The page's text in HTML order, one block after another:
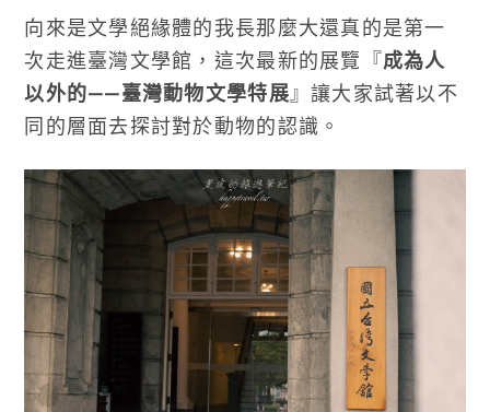
向來是文學絕緣體的我長那麼大還真的是第一
次走進臺灣文學館，這次最新的展覽『成為人
以外的——臺灣動物文學特展』讓大家試著以不
同的層面去探討對於動物的認識。